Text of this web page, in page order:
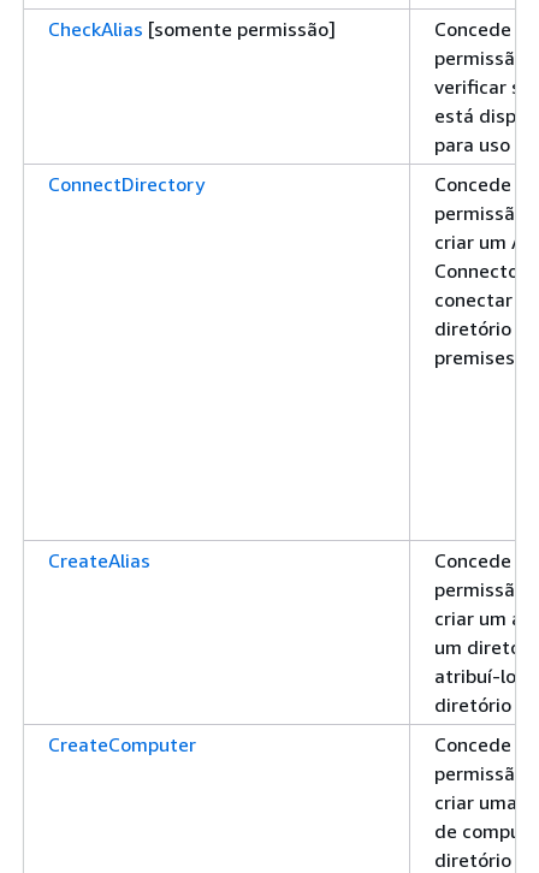
CheckAlias [somente permissão]
Concede
permissão
verificar se
está
para uso
ConnectDirectory
Concede
permissão
criar um AD
Connector
conectar a
diretório
premises
CreateAlias
Concede
permissão
criar um
um
atribuí-lo
diretório
CreateComputer
Concede
permissão
criar uma
de
diretório